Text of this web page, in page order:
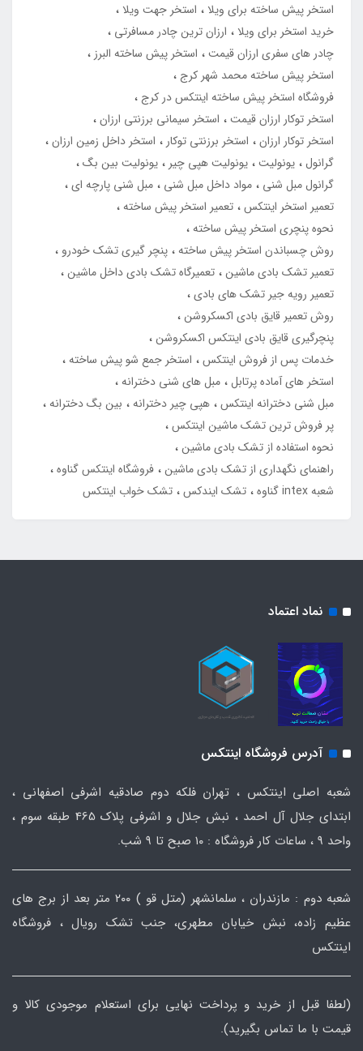
استخر پیش ساخته برای ویلا
استخر جهت ویلا
خرید استخر برای ویلا
ارزان ترین چادر مسافرتی
چادر های سفری ارزان قیمت
استخر پیش ساخته البرز
استخر پیش ساخته محمد شهر کرج
فروشگاه استخر پیش ساخته اینتکس در کرج
استخر توکار ارزان قیمت
استخر سیمانی برزنتی ارزان
استخر توکار ارزان
استخر برزنتی توکار
استخر داخل زمین ارزان
گرانول یونولیت یونولیت هپی چیر
یونولیت بین بگ
گرانول مبل شنی
مواد داخل مبل شنی
مبل شنی پارچه ای
تعمیر استخر اینتکس تعمیر استخر پیش ساخته
نحوه پنچری استخر پیش ساخته
روش چسباندن استخر پیش ساخته پنچر گیری تشک خودرو
تعمیر تشک بادی ماشین تعمیرگاه تشک بادی داخل ماشین
تعمیر رویه جیر تشک های بادی
روش تعمیر قایق بادی اکسکروشن
پنچرگیری قایق بادی اینتکس اکسکروشن
خدمات پس از فروش اینتکس
استخر جمع شو پیش ساخته
استخر های آماده پرتابل مبل های شنی دخترانه
مبل شنی دخترانه اینتکس هپی چیر دخترانه
بین بگ دخترانه
پر فروش ترین تشک ماشین اینتکس
نحوه استفاده از تشک بادی ماشین
راهنمای نگهداری از تشک بادی ماشین فروشگاه اینتکس گناوه
شعبه intex گناوه
تشک ایندکس تشک خواب اینتکس
نماد اعتماد
آدرس فروشگاه اینتکس
شعبه اصلی اینتکس ، تهران فلکه دوم صادقیه اشرفی اصفهانی ،
ابتدای جلال آل احمد ، نبش جلال و اشرفی پلاک 465 طبقه سوم ،
واحد ۹ ، ساعات کار فروشگاه : ۱۰ صبح تا ۹ شب.
شعبه دوم : مازندران ، سلمانشهر (متل قو ) ۲۰۰ متر بعد از برج های
عظیم زاده، نبش خیابان مطهری، جنب تشک رویال ، فروشگاه
اینتکس
(لطفا قبل از خرید و پرداخت نهایی برای استعلام موجودی کالا و
قیمت با ما تماس بگیرید).